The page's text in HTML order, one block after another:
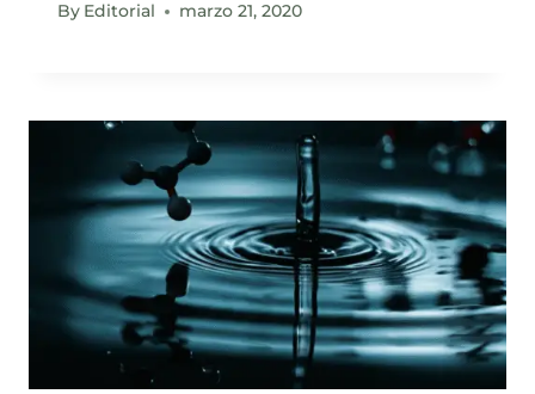
By Editorial marzo 21, 2020